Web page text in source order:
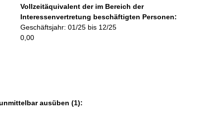
f
o
r
m
Vollzeitäquivalent der im Bereich der
Interessenvertretung beschäftigten Personen:
Geschäftsjahr: 01/25 bis 12/25
0,00
ausüben (1):